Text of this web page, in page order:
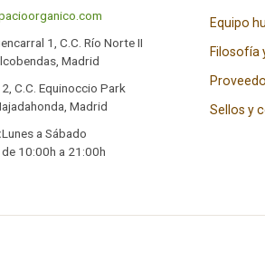
1, C.C. Río Norte II
Madrid
C.C. Equinoccio Park
Madrid
Lunes a Sábado
de 10:00h a 21:00h
Equipo
Filosofía
Sellos y